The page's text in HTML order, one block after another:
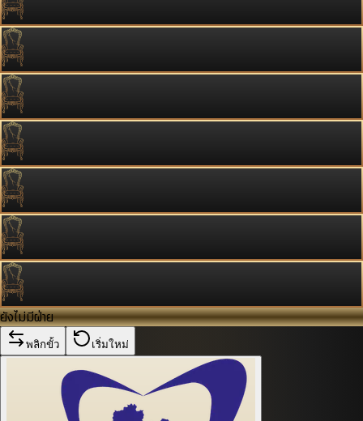
ยังไม่มีฝ่าย
พลิกขั้ว เริ่มใหม่